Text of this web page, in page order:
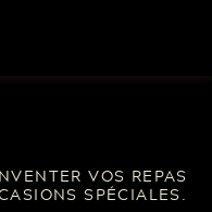
VOS REPAS
SPÉCIALES.